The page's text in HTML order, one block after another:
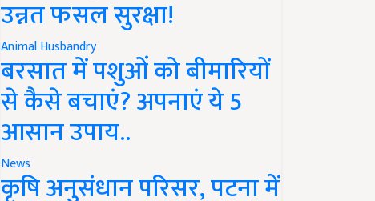
उन्नत फसल सुरक्षा!
Animal Husbandry
बरसात में पशुओं को बीमारियों
से कैसे बचाएं? अपनाएं ये 5
आसान उपाय..
News
कृषि अनुसंधान परिसर, पटना में